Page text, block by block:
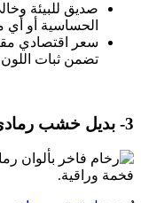
صديق للبيئة
الحساسية أو
سعر اقتصادي
تضمن ثبات اللون
3- بديل خشب رمادي مضلع